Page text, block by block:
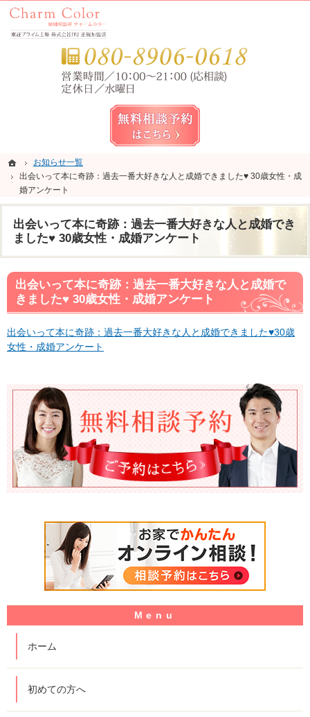
ホーム
お知らせ一覧
出会いって本に奇跡：過去一番大好きな人と成婚できました♥ 30歳女性・成
婚アンケート
出会いって本に奇跡：過去一番大好きな人と成婚でき
ました♥ 30歳女性・成婚アンケート
錦糸町・亀戸・平井の結婚相談所なら当相談所へ。
錦糸町・亀戸・平井の結婚相談所なら短期成婚を目指すCharm Color (チャームカラー)
出会いって本に奇跡：過去一番大好きな人と成婚で
きました♥ 30歳女性・成婚アンケート
出会いって本に奇跡：過去一番大好きな人と成婚できました♥30歳
女性・成婚アンケート
ホーム
初めての方へ
ホーム
お知らせ一覧
出会いって本に奇跡：過去一番大好きな人と成婚できました♥ 30歳女性・成
婚アンケート